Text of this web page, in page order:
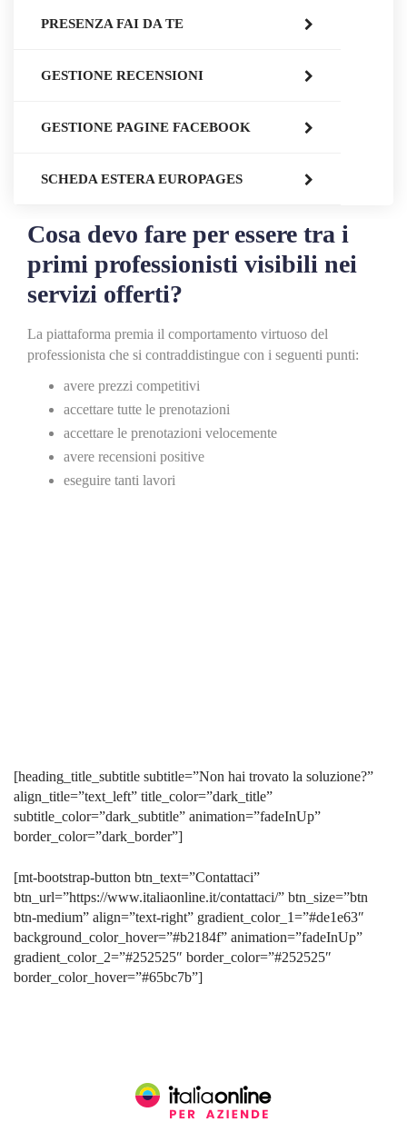
PRESENZA FAI DA TE
GESTIONE RECENSIONI
GESTIONE PAGINE FACEBOOK
SCHEDA ESTERA EUROPAGES
Cosa devo fare per essere tra i
primi professionisti visibili nei
servizi offerti?
La piattaforma premia il comportamento virtuoso del
professionista che si contraddistingue con i seguenti punti:
avere prezzi competitivi
accettare tutte le prenotazioni
accettare le prenotazioni velocemente
avere recensioni positive
eseguire tanti lavori
[heading_title_subtitle subtitle=”Non hai trovato la soluzione?”
align_title=”text_left” title_color=”dark_title”
subtitle_color=”dark_subtitle” animation=”fadeInUp”
border_color=”dark_border”]
[mt-bootstrap-button btn_text=”Contattaci”
btn_url=”https://www.italiaonline.it/contattaci/” btn_size=”btn
btn-medium” align=”text-right” gradient_color_1=”#de1e63″
background_color_hover=”#b2184f” animation=”fadeInUp”
gradient_color_2=”#252525″ border_color=”#252525″
border_color_hover=”#65bc7b”]